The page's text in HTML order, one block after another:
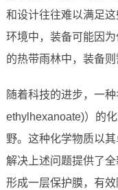
和设计往往难以满足
环境中，装备可能因
的热带雨林中，装备
随着科技的进步，一
ethylhexanoate)）的
野。这种化学物质以
解决上述问题提供了
形成一层保护膜，有